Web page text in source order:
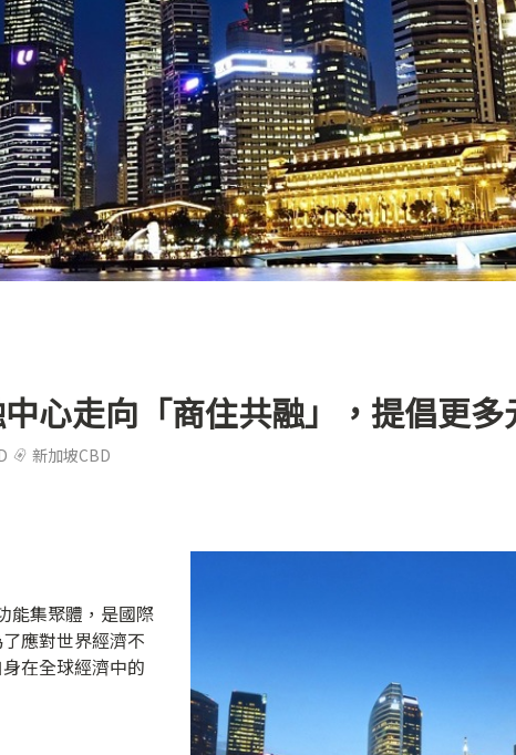
心走向「商住共融」，提倡更
新加坡CBD
能集聚體，是國際
應對世界經濟不
在全球經濟中的